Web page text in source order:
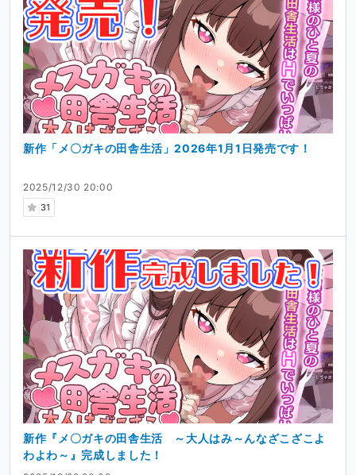
2025/12/30 20:00
31
新作「メ〇ガキの田舎生活」2026年1月1日発売です！
新作『メ〇ガキの田舎生活 ～大人はみ～んなざこざこよ
わよわ～』完成しました！